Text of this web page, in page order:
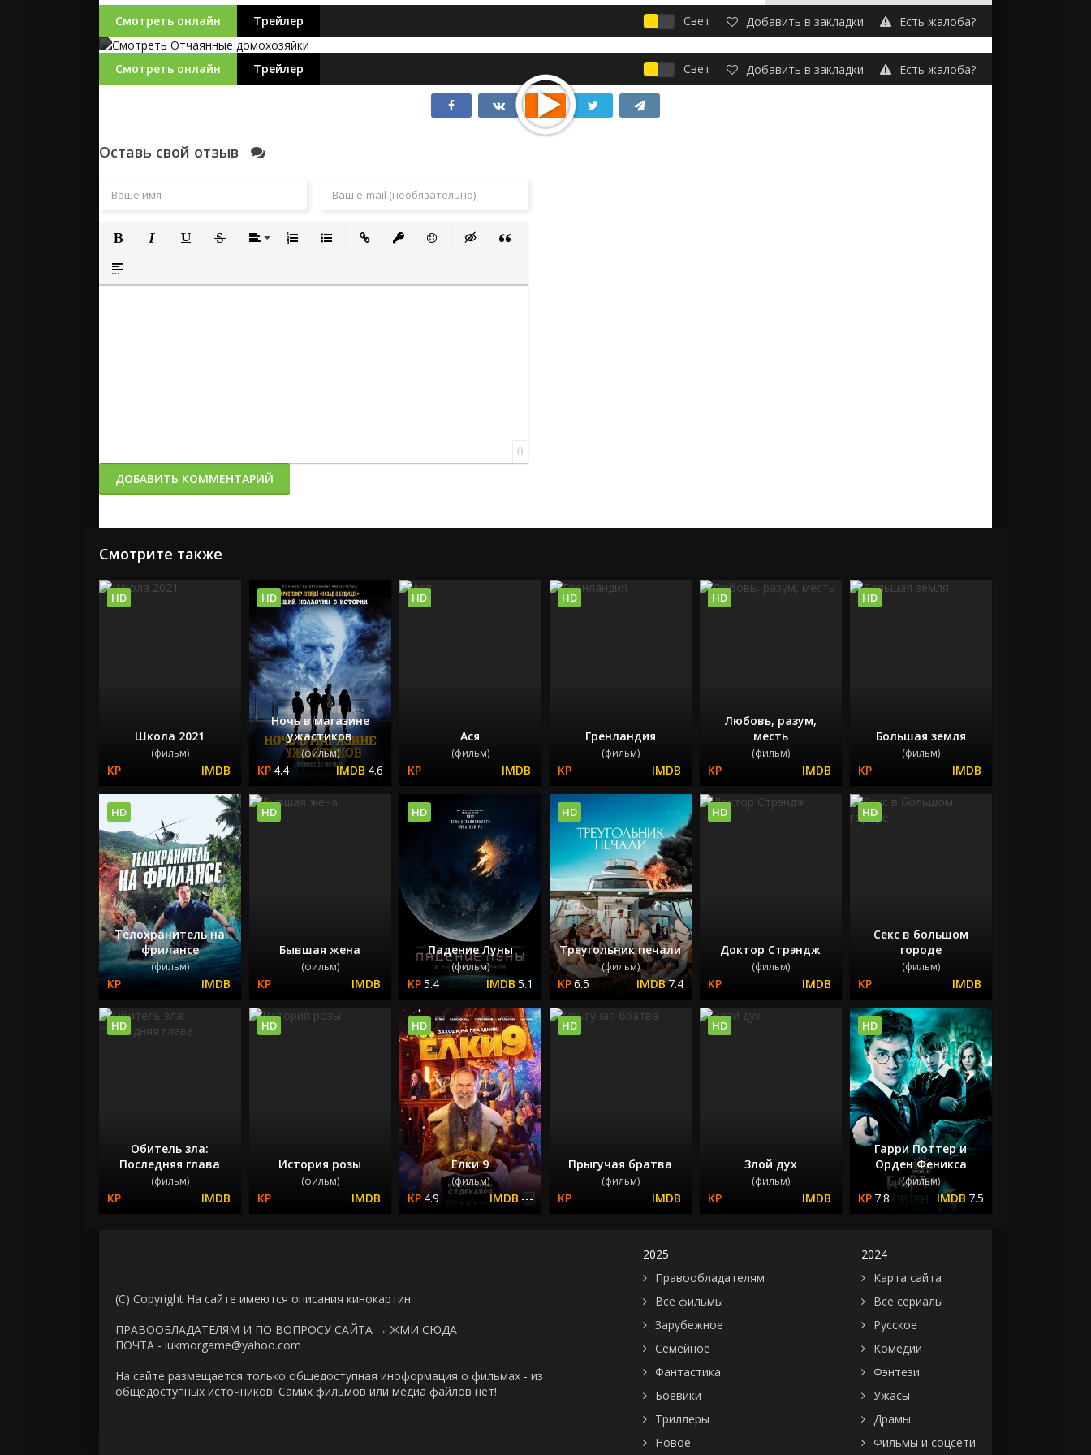
Смотреть онлайн Трейлер Свет Добавить в закладки Есть жалоба?
Смотреть онлайн Трейлер Свет Добавить в закладки Есть жалоба?
Оставь свой отзыв
Полужирный
Вставка спойлера
0
ДОБАВИТЬ КОММЕНТАРИЙ
Смотрите также
Школа 2021
(фильм)
HD
Ночь в магазине
ужастиков
(фильм)
4.4 4.6
HD
Ася
(фильм)
HD
Гренландия
(фильм)
HD
Любовь, разум,
месть
(фильм)
HD
Большая земля
(фильм)
HD
Телохранитель на
фрилансе
(фильм)
HD
Бывшая жена
(фильм)
HD
Падение Луны
(фильм)
5.4 5.1
HD
Треугольник печали
(фильм)
6.5 7.4
HD
Доктор Стрэндж
(фильм)
HD
Секс в большом
городе
(фильм)
HD
Обитель зла:
Последняя глава
(фильм)
HD
История розы
(фильм)
HD
Елки 9
(фильм)
4.9 ---
HD
Прыгучая братва
(фильм)
HD
Злой дух
(фильм)
HD
Гарри Поттер и
Орден Феникса
(фильм)
7.8 7.5
HD
(C) Copyright На сайте имеются описания кинокартин.
ПРАВООБЛАДАТЕЛЯМ И ПО ВОПРОСУ САЙТА → ЖМИ СЮДА
ПОЧТА - lukmorgame@yahoo.com
На сайте размещается только общедоступная иноформация о фильмах - из
общедоступных источников! Самих фильмов или медиа файлов нет!
2025
Правообладателям
Все фильмы
Зарубежное
Семейное
Фантастика
Боевики
Триллеры
Новое
2024
Карта сайта
Все сериалы
Русское
Комедии
Фэнтези
Ужасы
Драмы
Фильмы и соцсети